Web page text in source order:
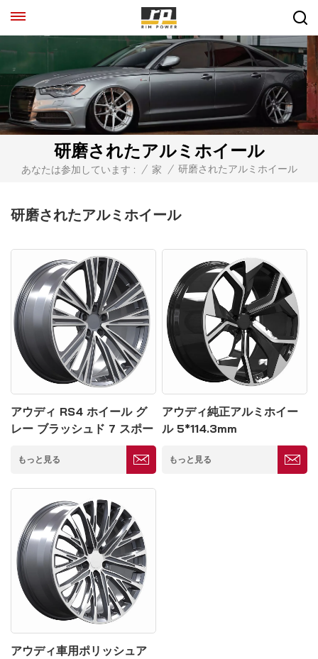
研磨されたアルミホイール
あなたは参加しています : / 家 / 研磨されたアルミホイール
研磨されたアルミホイール
アウディ RS4 ホイール グ
レー ブラッシュド 7 スポー
ク コンケーブ リム 5*114.3
もっと見る
アウディ純正アルミホイー
ル 5*114.3mm
もっと見る
アウディ車用ポリッシュア